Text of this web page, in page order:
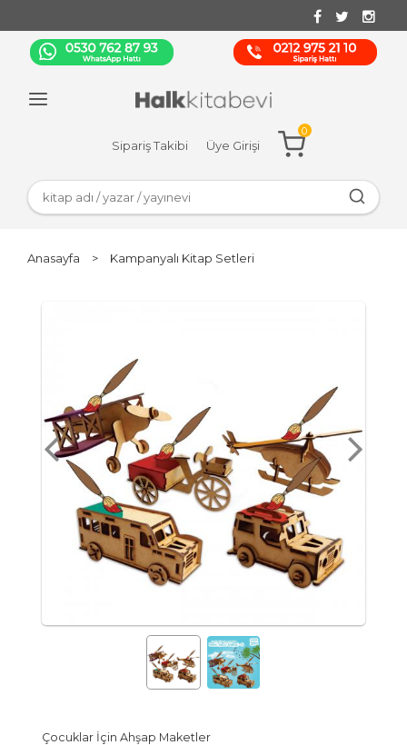
Sipariş Takibi Üye Girişi
0
Anasayfa > Kampanyalı Kitap Setleri
Çocuklar İçin Ahşap Maketler